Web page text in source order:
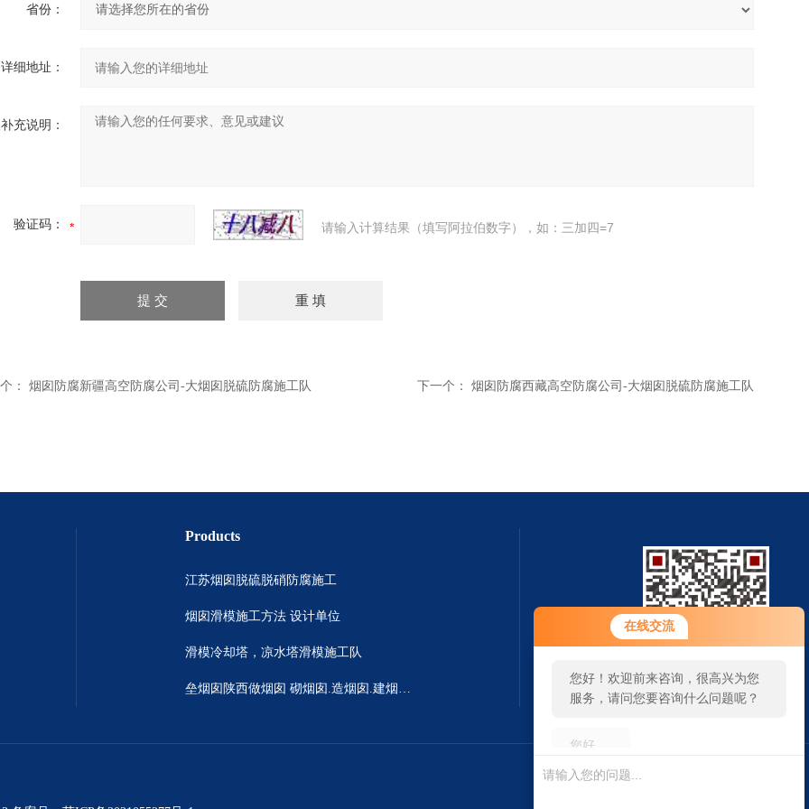
在线交流
您好！欢迎前来咨询，很高兴为您
服务，请问您要咨询什么问题呢？
您好，看您停留很久了，是否找到
了需求产品，您可以直接在线与我
省份：
详细地址：
补充说明：
验证码： 请输入计算结果（填写阿拉伯数字），如：三加四=7
： 烟囱防腐新疆高空防腐公司-大烟囱脱硫防腐施工队 下一个： 烟囱防腐西藏高空防腐公司-大烟囱脱硫防腐施工队
Products
江苏烟囱脱硫脱硝防腐施工
烟囱滑模施工方法 设计单位
滑模冷却塔，凉水塔滑模施工队
垒烟囱陕西做烟囱 砌烟囱.造烟囱.建烟囱公司 扫一扫 微信咨询